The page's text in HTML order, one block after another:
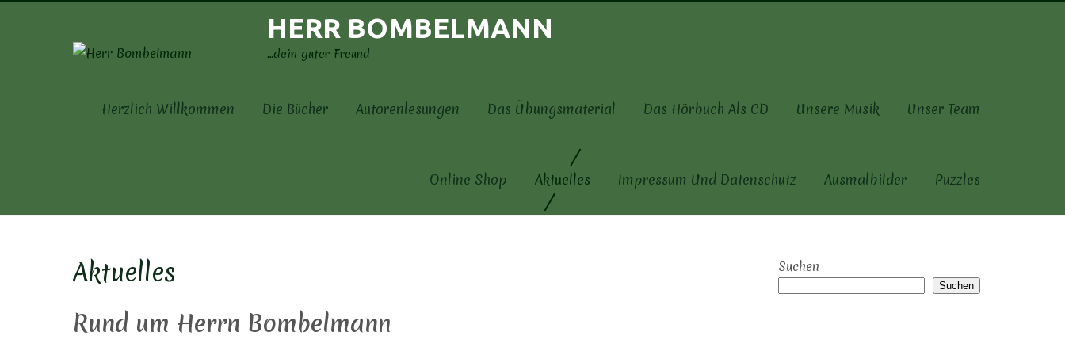
HERR BOMBELMANN
…dein guter Freund
Herzlich Willkommen Die Bücher Autorenlesungen Das Übungsmaterial Das Hörbuch Als CD Unsere Musik Unser Team
Online Shop Aktuelles Impressum Und Datenschutz Ausmalbilder Puzzles
Aktuelles
Rund um Herrn Bombelmann
Suchen
Suchen